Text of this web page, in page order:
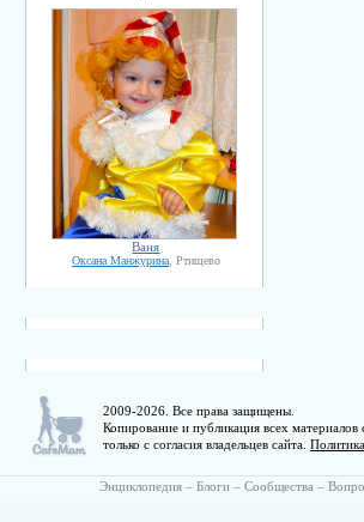
Ваня
Оксана Манжурина, Ртищево
2009-2026. Все права защищены.
Копирование и публикация всех материалов
только с согласия владельцев сайта.
Энциклопедия – Блоги – Сообщества –